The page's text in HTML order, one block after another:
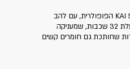
סכין שף קלאסית ורב-שימושית מסדרת סכיני KAI SHUN הפופולרית, עם להב
באורך 20 ס"מ. להב הסכין מיוצר מפלדת דמשק בעלת 32 שכבות, שמעניקה
שחותכת גם חומרים קשים